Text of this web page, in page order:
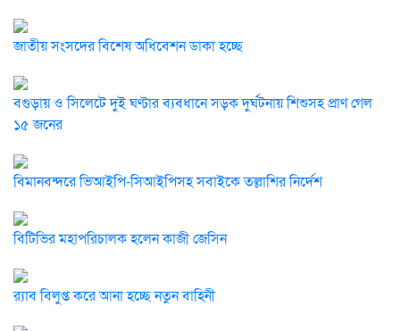
জাতীয় সংসদের বিশেষ অধিবেশন ডাকা হচ্ছে
বগুড়ায় ও সিলেটে দুই ঘণ্টার ব্যবধানে সড়ক দুর্ঘটনায় শিশুসহ প্রাণ গেল
১৫ জনের
বিমানবন্দরে ভিআইপি-সিআইপিসহ সবাইকে তল্লাশির নির্দেশ
বিটিভির মহাপরিচালক হলেন কাজী জেসিন
র‍্যাব বিলুপ্ত করে আনা হচ্ছে নতুন বাহিনী